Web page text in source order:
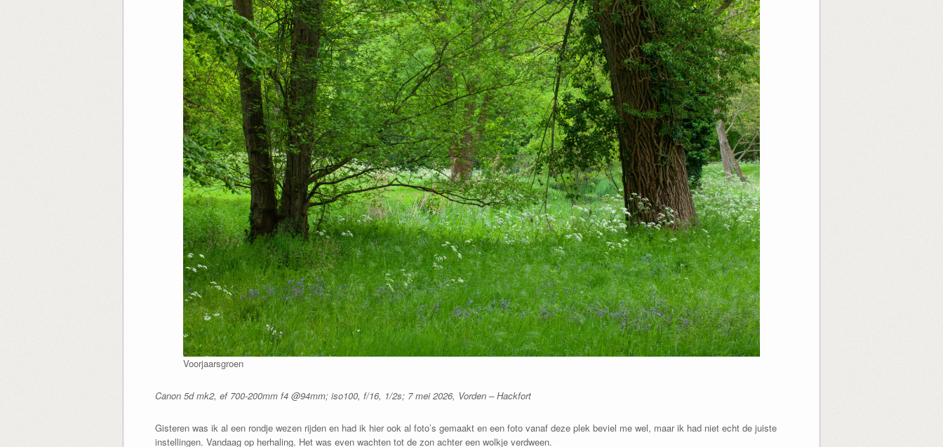
Voorjaarsgroen
Canon 5d mk2, ef 700-200mm f4 @94mm; iso100, f/16, 1/2s; 7 mei 2026, Vorden – Hackfort
Gisteren was ik al een rondje wezen rijden en had ik hier ook al foto’s gemaakt en een foto vanaf deze plek beviel me wel, maar ik had niet echt de juiste
instellingen. Vandaag op herhaling. Het was even wachten tot de zon achter een wolkje verdween.